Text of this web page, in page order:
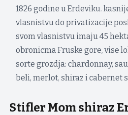
1826 godine u Erdeviku.
vlasnistvu do privatizacije
svom vlasnistvu imaju 45
obronicma Fruske gore, vise
sorte grozdja: chardonnay,
beli, merlot, shiraz i cabernet
Stifler Mom shiraz